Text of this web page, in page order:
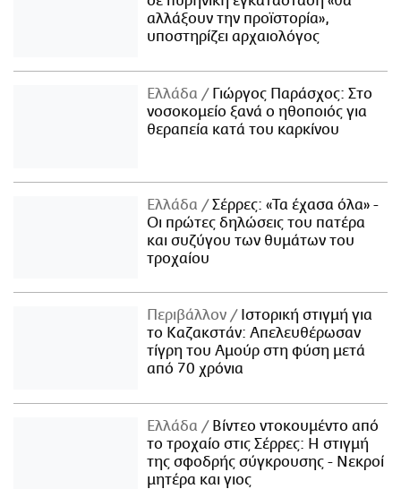
αλλάξουν την προϊστορία»,
υποστηρίζει αρχαιολόγος
Ελλάδα
Γιώργος Παράσχος: Στο
νοσοκομείο ξανά ο ηθοποιός για
θεραπεία κατά του καρκίνου
Ελλάδα
Σέρρες: «Τα έχασα όλα» -
Οι πρώτες δηλώσεις του πατέρα
και συζύγου των θυμάτων του
τροχαίου
Περιβάλλον
Ιστορική στιγμή για
το Καζακστάν: Απελευθέρωσαν
τίγρη του Αμούρ στη φύση μετά
από 70 χρόνια
Ελλάδα
Βίντεο ντοκουμέντο από
το τροχαίο στις Σέρρες: Η στιγμή
της σφοδρής σύγκρουσης - Νεκροί
μητέρα και γιος